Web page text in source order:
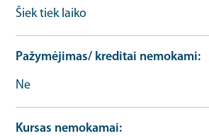
Šiek tiek laiko
Pažymėjimas/ kreditai nemokami
Ne
Kursas nemokamai